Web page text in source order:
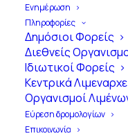
Ενημέρωση
Πληροφορίες
Δημόσιοι Φορείς
Διεθνείς
Ιδιωτικοί Φορείς
Κεντρικά
Οργανισμοί
Εύρεση δρομολογίων
Επικοινωνία
Attica
2018